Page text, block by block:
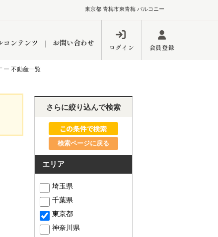
東京都 青梅市東青梅 バルコニー
練馬区
インフォメーション ブログ
東久留米営業所
コンテンツ お問い合わせ ログイン 会員登録
ー 不動産一覧
さらに絞り込んで検索
検索ページに戻る
エリア
埼玉県
千葉県
東京都
神奈川県